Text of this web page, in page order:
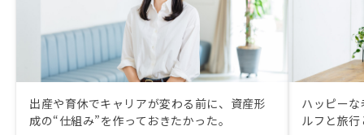
出産や育休でキャリアが変わる前に、資産形
成の“仕組み”を作っておきたかった。
ハッピー
ルフと旅